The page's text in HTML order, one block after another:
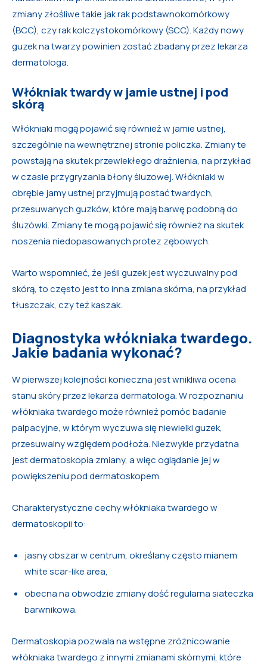
zmiany złośliwe takie jak rak podstawnokomórkowy
(BCC), czy rak kolczystokomórkowy (SCC). Każdy nowy
guzek na twarzy powinien zostać zbadany przez lekarza
dermatologa.
Włókniak twardy w jamie ustnej i pod
skórą
Włókniaki mogą pojawić się również w jamie ustnej,
szczególnie na wewnętrznej stronie policzka. Zmiany te
powstają na skutek przewlekłego drażnienia, na przykład
w czasie przygryzania błony śluzowej. Włókniaki w
obrębie jamy ustnej przyjmują postać twardych,
przesuwanych guzków, które mają barwę podobną do
śluzówki. Zmiany te mogą pojawić się również na skutek
noszenia niedopasowanych protez zębowych.
Warto wspomnieć, że jeśli guzek jest wyczuwalny pod
skórą, to często jest to inna zmiana skórna, na przykład
tłuszczak, czy też kaszak.
Diagnostyka włókniaka twardego.
Jakie badania wykonać?
W pierwszej kolejności konieczna jest wnikliwa ocena
stanu skóry przez lekarza dermatologa. W rozpoznaniu
włókniaka twardego może również pomóc badanie
palpacyjne, w którym wyczuwa się niewielki guzek,
przesuwalny względem podłoża. Niezwykle przydatna
jest dermatoskopia zmiany, a więc oglądanie jej w
powiększeniu pod dermatoskopem.
Charakterystyczne cechy włókniaka twardego w
dermatoskopii to:
jasny obszar w centrum, określany często mianem
white scar-like area,
obecna na obwodzie zmiany dość regularna siateczka
barwnikowa.
Dermatoskopia pozwala na wstępne zróżnicowanie
włókniaka twardego z innymi zmianami skórnymi, które